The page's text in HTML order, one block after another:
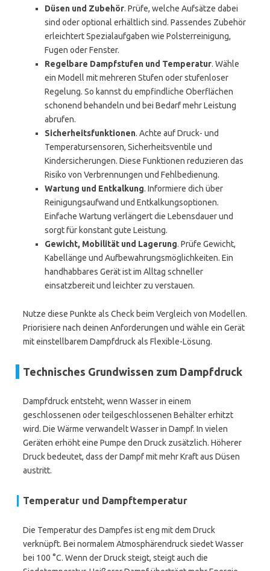
Düsen und Zubehör. Prüfe, welche Aufsätze dabei
sind oder optional erhältlich sind. Passendes Zubehör
erleichtert Spezialaufgaben wie Polsterreinigung,
Fugen oder Fenster.
Regelbare Dampfstufen und Temperatur. Wähle
ein Modell mit mehreren Stufen oder stufenloser
Regelung. So kannst du empfindliche Oberflächen
schonend behandeln und bei Bedarf mehr Leistung
abrufen.
Sicherheitsfunktionen. Achte auf Druck- und
Temperatursensoren, Sicherheitsventile und
Kindersicherungen. Diese Funktionen reduzieren das
Risiko von Verbrennungen und Fehlbedienung.
Wartung und Entkalkung. Informiere dich über
Reinigungsaufwand und Entkalkungsoptionen.
Einfache Wartung verlängert die Lebensdauer und
sorgt für konstant gute Leistung.
Gewicht, Mobilität und Lagerung. Prüfe Gewicht,
Kabellänge und Aufbewahrungsmöglichkeiten. Ein
handhabbares Gerät ist im Alltag schneller
einsatzbereit und leichter zu verstauen.
Nutze diese Punkte als Check beim Vergleich von Modellen.
Priorisiere nach deinen Anforderungen und wähle ein Gerät
mit einstellbarem Dampfdruck als Flexible-Lösung.
Technisches Grundwissen zum Dampfdruck
Dampfdruck entsteht, wenn Wasser in einem
geschlossenen oder teilgeschlossenen Behälter erhitzt
wird. Die Wärme verwandelt Wasser in Dampf. In vielen
Geräten erhöht eine Pumpe den Druck zusätzlich. Höherer
Druck bedeutet, dass der Dampf mit mehr Kraft aus Düsen
austritt.
Temperatur und Dampftemperatur
Die Temperatur des Dampfes ist eng mit dem Druck
verknüpft. Bei normalem Atmosphärendruck siedet Wasser
bei 100 °C. Wenn der Druck steigt, steigt auch die